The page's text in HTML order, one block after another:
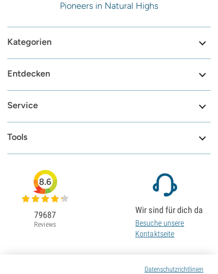
Pioneers in Natural Highs
Kategorien
Entdecken
Service
Tools
Datenschutzrichtlinien
8.6
79687
Reviews
Wir sind für dich da
Besuche unsere
Kontaktseite